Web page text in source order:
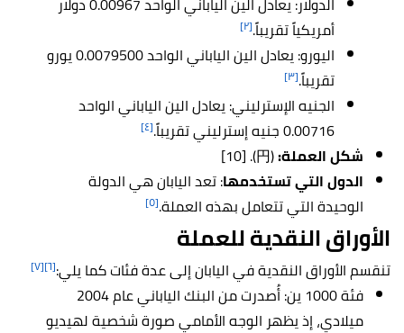
أمريكياً تقريباً.[٢]
اليورو: يعادل الين الياباني الواحد 0.0079500 يورو
تقريباً.[٣]
الجنيه الإسترليني: يعادل الين الياباني الواحد
0.00716 جنيه إسترليني تقريباً.
[٤]
شكل العملة:(円). [10]
الدول التي تستخدمها: تعد اليابان هي الدولة
الوحيدة التي تتعامل بهذه العملة.[٥]
الأوراق النقدية للعملة
تنقسم الأوراق النقدية في اليابان إلى عدة فئات كما يلي:[٦] [٧]
فئة 1000 ين: أُصدرت من البنك الياباني عام 2004
ميلادي، إذ يظهر الوجه الأمامي صورة شخصية لهيديو